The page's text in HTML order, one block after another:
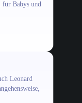
für Babys und
Leonard